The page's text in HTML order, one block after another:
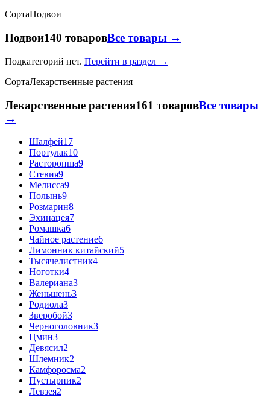
СортаПодвои
Подвои140 товаровВсе товары →
Подкатегорий нет. Перейти в раздел →
СортаЛекарственные растения
Лекарственные растения161 товаровВсе товары
→
Шалфей17
Портулак10
Расторопша9
Стевия9
Мелисса9
Полынь9
Розмарин8
Эхинацея7
Ромашка6
Чайное растение6
Лимонник китайский5
Тысячелистник4
Ноготки4
Валериана3
Женьшень3
Родиола3
Зверобой3
Черноголовник3
Цмин3
Девясил2
Шлемник2
Камфоросма2
Пустырник2
Левзея2